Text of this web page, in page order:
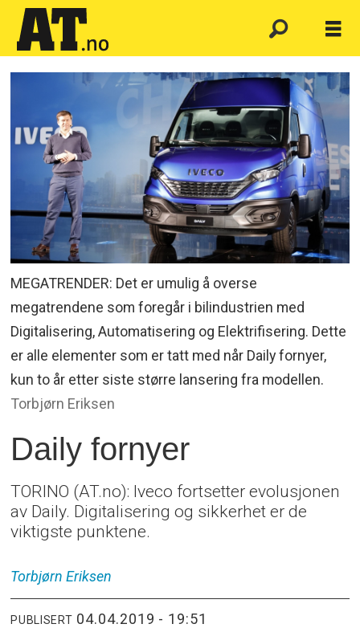
MEGATRENDER: Det er umulig å overse
megatrendene som foregår i bilindustrien med
Digitalisering, Automatisering og Elektrifisering. Dette
er alle elementer som er tatt med når Daily fornyer,
kun to år etter siste større lansering fra modellen.
Torbjørn Eriksen
Daily fornyer
TORINO (AT.no): Iveco fortsetter evolusjonen
av Daily. Digitalisering og sikkerhet er de
viktigste punktene.
Torbjørn Eriksen
PUBLISERT 04.04.2019 - 19:51